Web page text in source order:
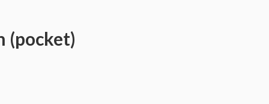
(pocket)